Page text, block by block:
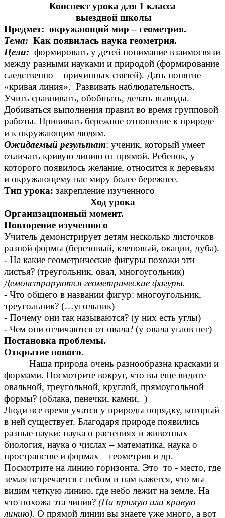
Конспект урока для 1 класса
выездной школы
Предмет: окружающий мир – геометрия.
Тема: Как появилась наука геометрия.
Цели: формировать у детей понимание взаимосвязи
между разными науками и природой (формирование
следственно – причинных связей). Дать понятие
«кривая линия». Развивать наблюдательность.
Учить сравнивать, обобщать, делать выводы.
Добиваться выполнения правил во время групповой
работы. Прививать бережное отношение к природе
и к окружающим людям.
Ожидаемый результат: ученик, который умеет
отличать кривую линию от прямой. Ребенок, у
которого появилось желание, относится к деревьям
и окружающему нас миру более бережнее.
Тип урока: закрепление изученного
Ход урока
Организационный момент.
Повторение изученного
Учитель демонстрирует детям несколько листочков
разной формы (березовый, кленовый, окации, дуба).
- На какие геометрические фигуры похожи эти
листья? (треугольник, овал, многоугольник)
Демонстрируются геометрические фигуры.
- Что общего в названии фигур: многоугольник,
треугольник? (…угольник)
- Почему они так называются? (у них есть углы)
- Чем они отличаются от овала? (у овала углов нет)
Постановка проблемы.
Открытие нового.
Наша природа очень разнообразна красками и
формами. Посмотрите вокруг, что вы еще видите
овальной, треугольной, круглой, прямоугольной
формы? (облака, пенечки, камни, )
Люди все время учатся у природы порядку, который
в ней существует. Благодаря природе появились
разные науки: наука о растениях и животных –
биология, наука о числах – математика, наука о
пространстве и формах – геометрия и др.
Посмотрите на линию горизонта. Это то - место, где
земля встречается с небом и нам кажется, что мы
видим четкую линию, где небо лежит на земле. На
что похожа эта линия? (На прямую или кривую
линию). О прямой линии вы знаете уже много, а вот